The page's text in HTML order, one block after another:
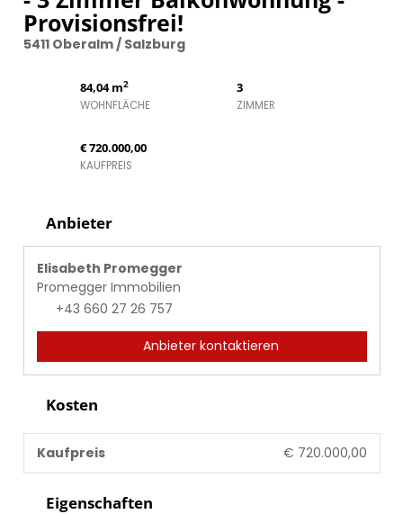
Provisionsfrei!
5411 Oberalm / Salzburg
84,04 m2
WOHNFLÄCHE
3
ZIMMER
€ 720.000,00
KAUFPREIS
Anbieter
Elisabeth Promegger
Promegger Immobilien
+43 660 27 26 757
Anbieter kontaktieren
Kosten
Kaufpreis € 720.000,00
Eigenschaften